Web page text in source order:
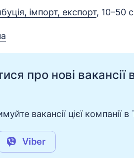
імпорт, експорт, 10–50
про нові вакансії
вакансії цієї компанії
Viber